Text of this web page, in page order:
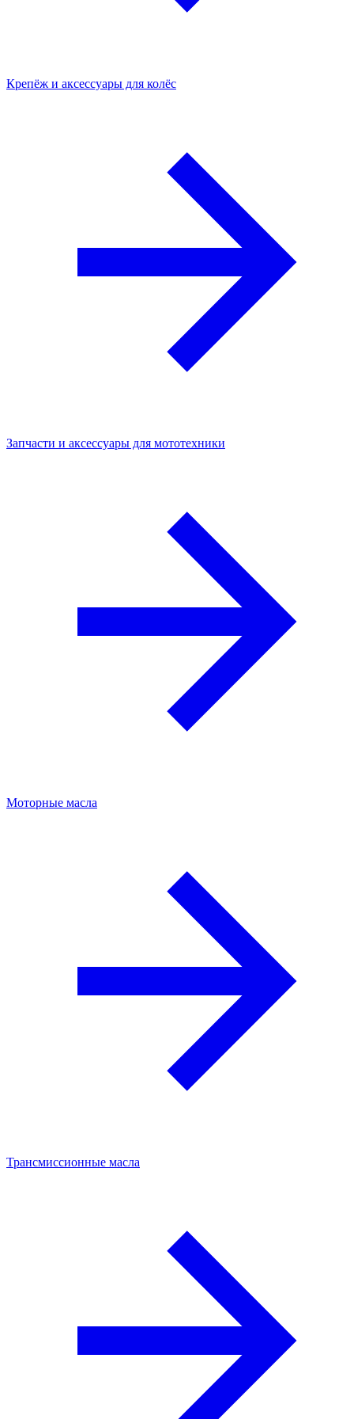
Крепёж и аксессуары для колёс
Запчасти и аксессуары для мототехники
Моторные масла
Трансмиссионные масла